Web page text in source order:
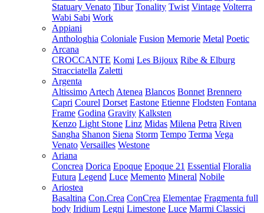
Statuary Venato Tibur Tonality Twist Vintage Volterra
Wabi Sabi Work
Appiani
Anthologhia Coloniale Fusion Memorie Metal Poetic
Arcana
CROCCANTE Komi Les Bijoux Ribe & Elburg
Stracciatella Zaletti
Argenta
Altissimo Artech Atenea Blancos Bonnet Brennero
Capri Courel Dorset Eastone Etienne Flodsten Fontana
Frame Godina Gravity Kalksten
Kenzo Light Stone Linz Midas Milena Petra Riven
Sangha Shanon Siena Storm Tempo Terma Vega
Venato Versailles Westone
Ariana
Concrea Dorica Epoque Epoque 21 Essential Floralia
Futura Legend Luce Memento Mineral Nobile
Ariostea
Basaltina Con.Crea ConCrea Elementae Fragmenta full
body Iridium Legni Limestone Luce Marmi Classici